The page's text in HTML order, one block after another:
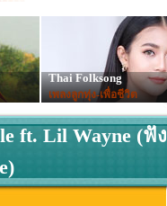
Thai Folksong
เพลงลูกทุ่ง-เพื่อชีวิต
ft. Lil Wayne (ฟัง